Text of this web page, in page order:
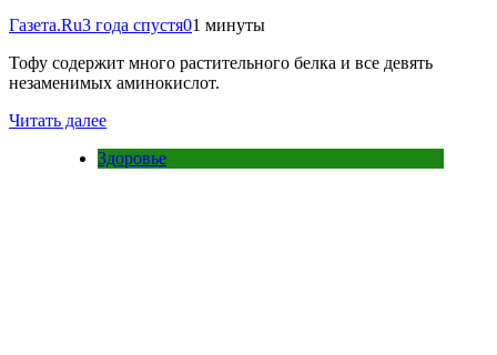
Газета.Ru3 года спустя01 минуты
Тофу содержит много растительного белка и все девять
незаменимых аминокислот.
Читать далее
Здоровье